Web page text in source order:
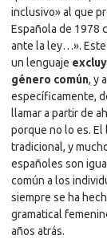
inclusivo» al que
Española de 1978
ante la ley…». Este
un lenguaje
género común, y
específicamente,
llamar a partir de
porque no lo es.
tradicional, y
españoles son
común a los
siempre se ha
gramatical
años atrás.